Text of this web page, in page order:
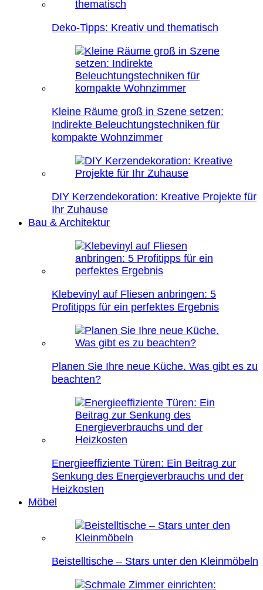
Deko-Tipps: Kreativ und thematisch
Kleine Räume groß in Szene setzen:
Indirekte Beleuchtungstechniken für
kompakte Wohnzimmer
DIY Kerzendekoration: Kreative Projekte für
Ihr Zuhause
Bau & Architektur
Klebevinyl auf Fliesen anbringen: 5
Profitipps für ein perfektes Ergebnis
Planen Sie Ihre neue Küche. Was gibt es zu
beachten?
Energieeffiziente Türen: Ein Beitrag zur
Senkung des Energieverbrauchs und der
Heizkosten
Möbel
Beistelltische – Stars unter den Kleinmöbeln